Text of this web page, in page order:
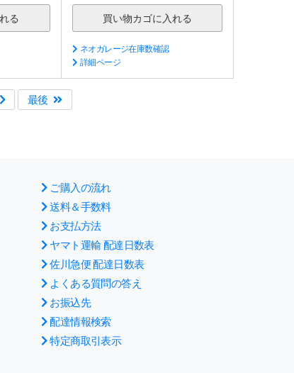
ネオガレージ在庫数確認
詳細ページ
最後
ご購入の流れ
送料＆手数料
お支払方法
ヤマト運輸 配達日数表
佐川急便 配達日数表
よくある質問の答え
お振込先
配達情報検索
特定商取引表示